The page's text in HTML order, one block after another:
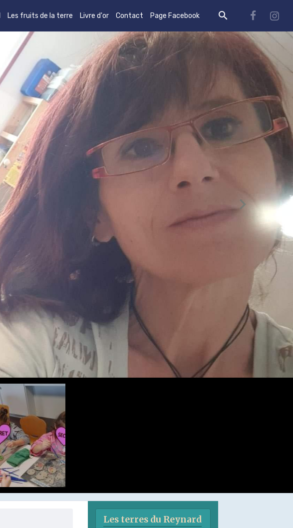
Les fruits de la terre Livre d'or Contact Page Facebook
Les terres du Reynard